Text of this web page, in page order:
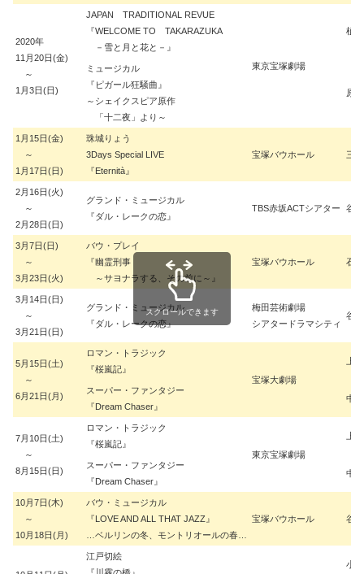
2020年
11月20日(金)
～
1月3日(日)
JAPAN TRADITIONAL REVUE
『WELCOME TO TAKARAZUKA
－雪と月と花と－』
東京宝塚劇場
植
ミュージカル
『ピガール狂騒曲』
～シェイクスピア原作
「十二夜」より～
原
1月15日(金)
～
1月17日(日)
珠城りょう
3Days Special LIVE
『Eternità』
宝塚バウホール 三
2月16日(火)
～
2月28日(日)
グランド・ミュージカル
『ダル・レークの恋』
TBS赤坂ACTシアター 谷
3月7日(日)
～
3月23日(火)
バウ・プレイ
『幽霊刑事
～サヨナラする、その前に～』
宝塚バウホール 石
3月14日(日)
～
3月21日(日)
グランド・ミュージカル
『ダル・レークの恋』
梅田芸術劇場
シアタードラマシティ
谷
5月15日(土)
～
6月21日(月)
ロマン・トラジック
『桜嵐記』
宝塚大劇場
上
スーパー・ファンタジー
『Dream Chaser』
中
7月10日(土)
～
8月15日(日)
ロマン・トラジック
『桜嵐記』
東京宝塚劇場
上
スーパー・ファンタジー
『Dream Chaser』
中
10月7日(木)
～
10月18日(月)
バウ・ミュージカル
『LOVE AND ALL THAT JAZZ』
…ベルリンの冬、モントリオールの春…
宝塚バウホール 谷
江戸切絵
小
スクロールできます